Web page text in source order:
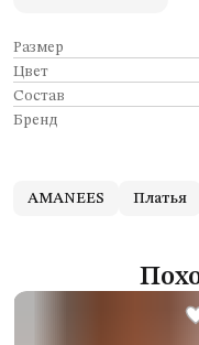
Размер
Цвет
Состав
Бренд
AMANEES Платья